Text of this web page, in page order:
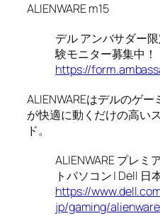
ALIENWARE m15
デル アンバサダー
験モニター募集中！
https://
ALIENWAREはデルのゲ
が快適に動くだけの高い
ド。
ALIENWARE プレミ
トパソコン | Dell 日
https://
jp/gaming/